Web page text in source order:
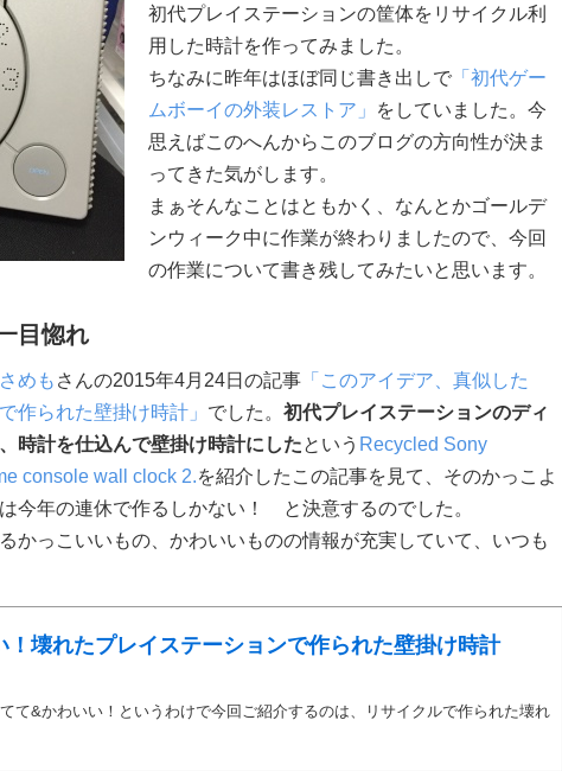
初代プレイステーションの筐体をリサイクル利
用した時計を作ってみました。
ちなみに昨年はほぼ同じ書き出しで 「初代ゲー
ムボーイの外装レストア」
をしていました。今
思えばこのへんからこのブログの方向性が決ま
ってきた気がします。
まぁそんなことはともかく、なんとかゴールデ
ンウィーク中に作業が終わりましたので、今回
の作業について書き残してみたいと思います。
目惚れ
めも さんの2015年4月24日の記事 「このアイデア、真似した
作られた壁掛け時計」 でした。 初代プレイステーションのディ
時計を仕込んで壁掛け時計にしたという Recycled Sony
console wall clock 2.を紹介したこの記事を見て、そのかっこよ
今年の連休で作るしかない！ と決意するのでした。
かっこいいもの、かわいいものの情報が充実していて、いつも
！壊れたプレイステーションで作られた壁掛け時計
て&かわいい！というわけで今回ご紹介するのは、リサイクルで作られた壊れ